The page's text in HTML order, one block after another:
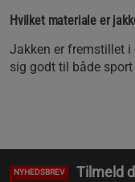
Hvilket materiale er
Jakken er fremstillet i
sig godt til både
NYHEDSBREV Tilmeld